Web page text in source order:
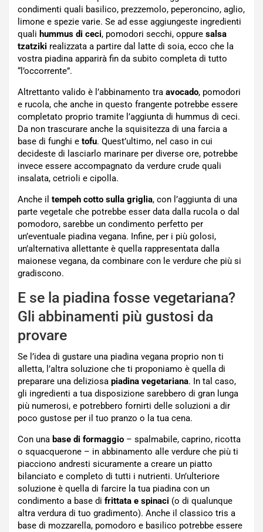
condimenti quali basilico, prezzemolo, peperoncino, aglio,
limone e spezie varie. Se ad esse aggiungeste ingredienti
quali hummus di ceci, pomodori secchi, oppure salsa
tzatziki realizzata a partire dal latte di soia, ecco che la
vostra piadina apparirà fin da subito completa di tutto
“l’occorrente”.
Altrettanto valido è l’abbinamento tra avocado, pomodori
e rucola, che anche in questo frangente potrebbe essere
completato proprio tramite l’aggiunta di hummus di ceci.
Da non trascurare anche la squisitezza di una farcia a
base di funghi e tofu. Quest’ultimo, nel caso in cui
decideste di lasciarlo marinare per diverse ore, potrebbe
invece essere accompagnato da verdure crude quali
insalata, cetrioli e cipolla.
Anche il tempeh cotto sulla griglia, con l’aggiunta di una
parte vegetale che potrebbe esser data dalla rucola o dal
pomodoro, sarebbe un condimento perfetto per
un’eventuale piadina vegana. Infine, per i più golosi,
un’alternativa allettante è quella rappresentata dalla
maionese vegana, da combinare con le verdure che più si
gradiscono.
E se la piadina fosse vegetariana?
Gli abbinamenti più gustosi da
provare
Se l’idea di gustare una piadina vegana proprio non ti
alletta, l’altra soluzione che ti proponiamo è quella di
preparare una deliziosa piadina vegetariana. In tal caso,
gli ingredienti a tua disposizione sarebbero di gran lunga
più numerosi, e potrebbero fornirti delle soluzioni a dir
poco gustose per il tuo pranzo o la tua cena.
Con una base di formaggio – spalmabile, caprino, ricotta
o squacquerone – in abbinamento alle verdure che più ti
piacciono andresti sicuramente a creare un piatto
bilanciato e completo di tutti i nutrienti. Un’ulteriore
soluzione è quella di farcire la tua piadina con un
condimento a base di frittata e spinaci (o di qualunque
altra verdura di tuo gradimento). Anche il classico tris a
base di mozzarella, pomodoro e basilico potrebbe essere